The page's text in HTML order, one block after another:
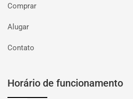
Comprar
Alugar
Contato
Horário de funcionamento